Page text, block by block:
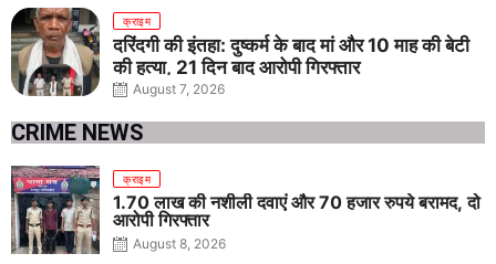
क्राइम
दरिंदगी की इंतहा: दुष्कर्म के बाद मां और 10 माह की बेटी
की हत्या, 21 दिन बाद आरोपी गिरफ्तार
August 7, 2026
CRIME NEWS
क्राइम
1.70 लाख की नशीली दवाएं और 70 हजार रुपये बरामद, दो
आरोपी गिरफ्तार
August 8, 2026